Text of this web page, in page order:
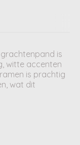
is
witte accenten
is prachtig
wat dit